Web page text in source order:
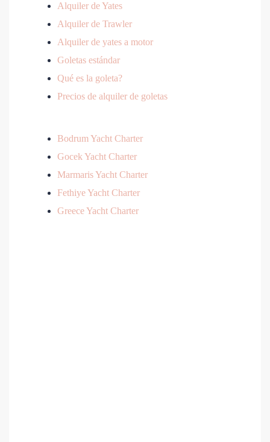
Alquiler de Yates
Alquiler de Trawler
Alquiler de yates a motor
Goletas estándar
Qué es la goleta?
Precios de alquiler de goletas
Bodrum Yacht Charter
Gocek Yacht Charter
Marmaris Yacht Charter
Fethiye Yacht Charter
Greece Yacht Charter